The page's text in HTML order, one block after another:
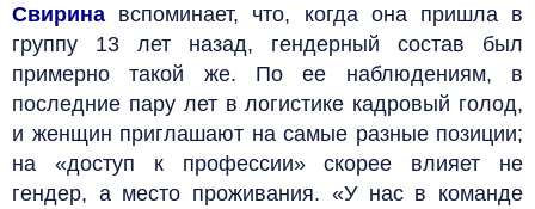
Свирина вспоминает, что, когда она пришла в
группу 13 лет назад, гендерный состав был
примерно такой же. По ее наблюдениям, в
последние пару лет в логистике кадровый голод,
и женщин приглашают на самые разные позиции;
на «доступ к профессии» скорее влияет не
гендер, а место проживания. «У нас в команде